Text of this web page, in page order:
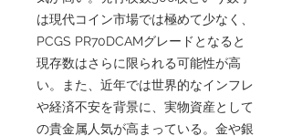
は現代コイン市場では極めて少なく、
PCGS PR70DCAMグレードとなると
現存数はさらに限られる可能性が高
い。また、近年では世界的なインフレ
や経済不安を背景に、実物資産として
の貴金属人気が高まっている。金や銀